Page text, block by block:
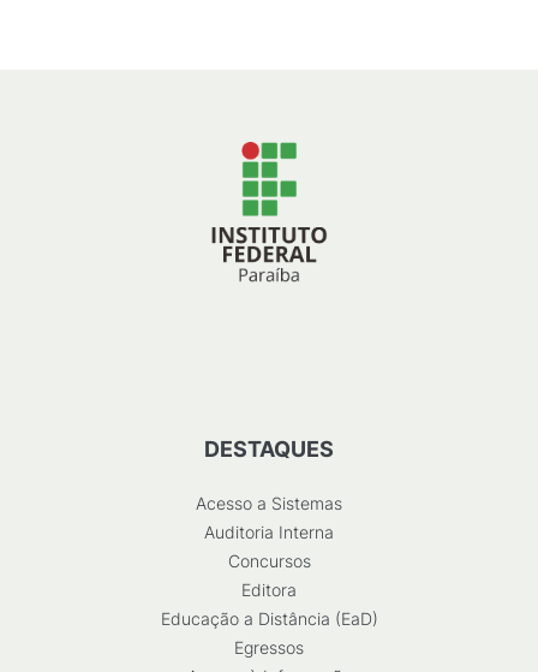
DESTAQUES
Acesso a Sistemas
Auditoria Interna
Concursos
Editora
Educação a Distância (EaD)
Egressos